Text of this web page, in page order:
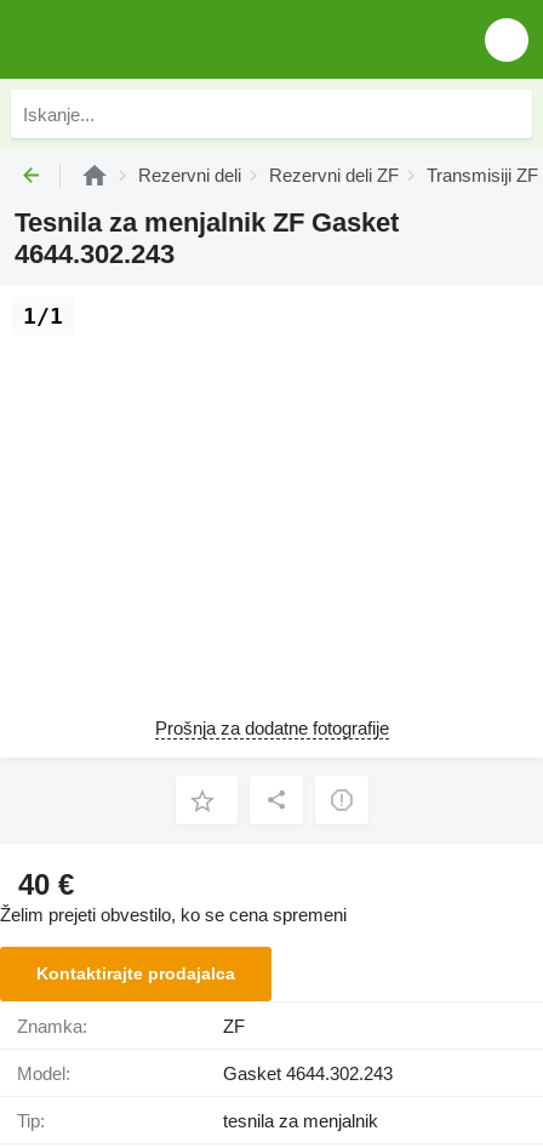
Rezervni deli Rezervni deli ZF Transmisiji ZF
Tesnila za menjalnik ZF Gasket
4644.302.243
1/1
Prošnja za dodatne fotografije
40 €
Želim prejeti obvestilo, ko se cena spremeni
Kontaktirajte prodajalca
Znamka: ZF
Model: Gasket 4644.302.243
Tip: tesnila za menjalnik